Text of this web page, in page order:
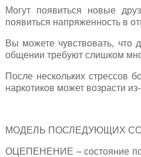
Могут появиться новые
появиться напряженность в
Вы можете чувствовать, что
общении требуют слишком
После нескольких стрессов
наркотиков может возрасти
МОДЕЛЬ ПОСЛЕДУЮЩИХ
ОЦЕПЕНЕНИЕ – состояние